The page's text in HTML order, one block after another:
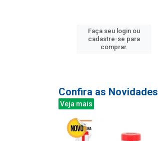
Faça seu login ou
cadastre-se para
comprar.
Confira as Novidades
Veja mais